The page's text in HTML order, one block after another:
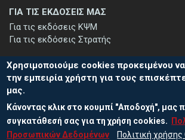
ΓΙΑ ΤΙΣ ΕΚΔΟΣΕΙΣ ΜΑΣ
Για τις εκδόσεις ΚΨΜ
Για τις εκδόσεις Στρατής
ΕΓΓΡΑΦΗ ΣΤΟ ΕΝΗΜΕΡΩΤΙΚΟ ΔΕΛΤΙΟ
Μείνετε ενημερωμένοι για τις νέες εκδόσεις μας
μας - εγγραφείτε στο ενημερωτικό μας δελτίο.
Χρησιμοποιούμε cookies προκειμένου
την εμπειρία χρήστη για τους
μας.
Κάνοντας κλικ στο κουμπί "Αποδοχή", μας
συγκατάθεσή σας για τη χρήση cookies.
Προσωπικών Δεδομένων
Πολιτική χρήσης